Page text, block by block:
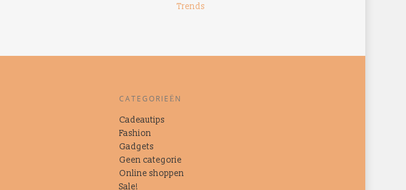
Trends
CATEGORIEËN
Cadeautips
Fashion
Gadgets
Geen categorie
Online shoppen
Sale!